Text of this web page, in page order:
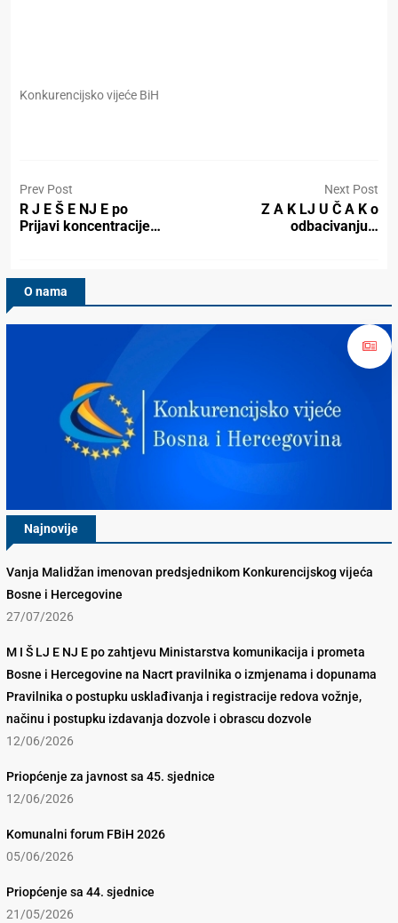
Konkurencijsko vijeće BiH
Prev Post
R J E Š E NJ E po
Prijavi koncentracije…
Next Post
Z A K LJ U Č A K o
odbacivanju…
O nama
Najnovije
Vanja Malidžan imenovan predsjednikom Konkurencijskog vijeća
Bosne i Hercegovine
27/07/2026
M I Š LJ E NJ E po zahtjevu Ministarstva komunikacija i prometa
Bosne i Hercegovine na Nacrt pravilnika o izmjenama i dopunama
Pravilnika o postupku usklađivanja i registracije redova vožnje,
načinu i postupku izdavanja dozvole i obrascu dozvole
12/06/2026
Priopćenje za javnost sa 45. sjednice
12/06/2026
Komunalni forum FBiH 2026
05/06/2026
Priopćenje sa 44. sjednice
21/05/2026